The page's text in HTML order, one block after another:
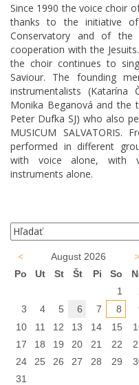
Since 1990 the voice choir
thanks to the initiative
Conservatory and of the
cooperation with the
the choir continues to
Saviour. The founding
instrumentalists (Katarína
Monika Beganová and the
Peter Dufka SJ) who also
MUSICUM SALVATORIS.
performed in different
with voice alone, with
instruments alone.
< August 2026
>
Po
Ut St Št Pi So
1
3
4 5 6 7 8
10
11 12 13 14 15
17
18 19 20 21 22
24
25 26 27 28 29
31